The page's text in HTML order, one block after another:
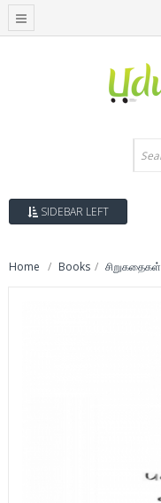
SIDEBAR LEFT
Home Books சிறுகதைகள்